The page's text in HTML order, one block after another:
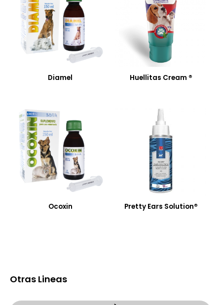
Diamel Huellitas Cream ®
Ocoxin Pretty Ears Solution®
Otras Lineas